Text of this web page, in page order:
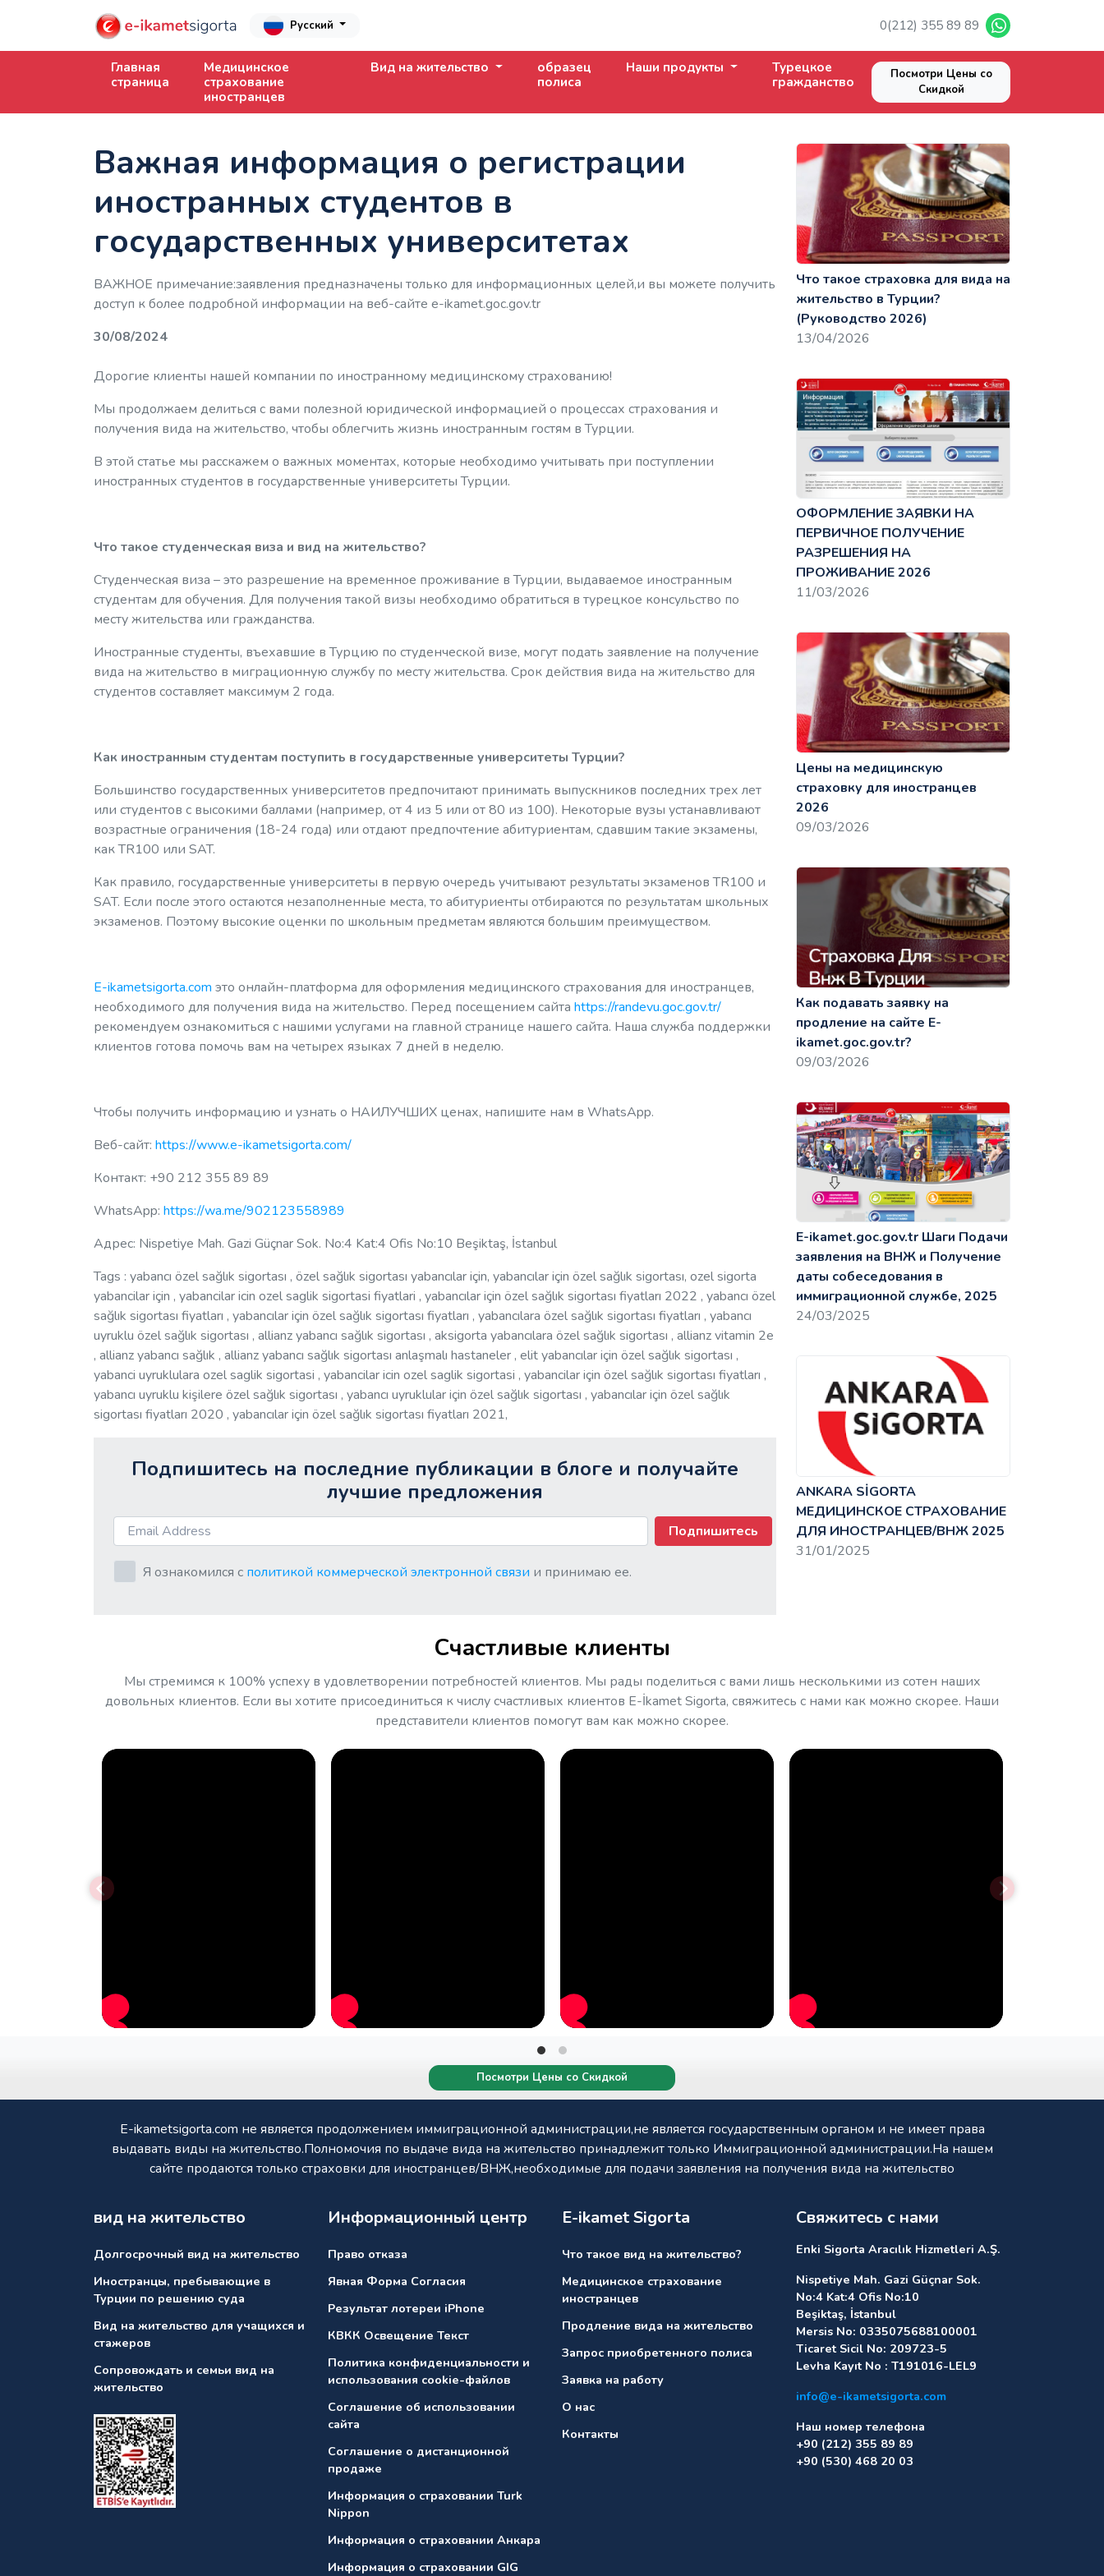
Русский 0(212) 355 89 89
Главная
страница
Медицинское
страхование
иностранцев
Вид на жительство
образец
полиса
Наши продукты
Турецкое
гражданство
Посмотри Цены со
Скидкой
Важная информация о регистрации
иностранных студентов в
государственных университетах
ВАЖНОЕ примечание:заявления предназначены только для информационных целей,и вы можете получить
доступ к более подробной информации на веб-сайте е-ikamet.goc.gov.tr
30/08/2024
Дорогие клиенты нашей компании по иностранному медицинскому страхованию!
Мы продолжаем делиться с вами полезной юридической информацией о процессах страхования и
получения вида на жительство, чтобы облегчить жизнь иностранным гостям в Турции.
В этой статье мы расскажем о важных моментах, которые необходимо учитывать при поступлении
иностранных студентов в государственные университеты Турции.
Что такое студенческая виза и вид на жительство?
Студенческая виза – это разрешение на временное проживание в Турции, выдаваемое иностранным
студентам для обучения. Для получения такой визы необходимо обратиться в турецкое консульство по
месту жительства или гражданства.
Иностранные студенты, въехавшие в Турцию по студенческой визе, могут подать заявление на получение
вида на жительство в миграционную службу по месту жительства. Срок действия вида на жительство для
студентов составляет максимум 2 года.
Как иностранным студентам поступить в государственные университеты Турции?
Большинство государственных университетов предпочитают принимать выпускников последних трех лет
или студентов с высокими баллами (например, от 4 из 5 или от 80 из 100). Некоторые вузы устанавливают
возрастные ограничения (18-24 года) или отдают предпочтение абитуриентам, сдавшим такие экзамены,
как TR100 или SAT.
Как правило, государственные университеты в первую очередь учитывают результаты экзаменов TR100 и
SAT. Если после этого остаются незаполненные места, то абитуриенты отбираются по результатам школьных
экзаменов. Поэтому высокие оценки по школьным предметам являются большим преимуществом.
E-ikametsigorta.com это онлайн-платформа для оформления медицинского страхования для иностранцев,
необходимого для получения вида на жительство. Перед посещением сайта https://randevu.goc.gov.tr/
рекомендуем ознакомиться с нашими услугами на главной странице нашего сайта. Наша служба поддержки
клиентов готова помочь вам на четырех языках 7 дней в неделю.
Чтобы получить информацию и узнать о НАИЛУЧШИХ ценах, напишите нам в WhatsApp.
Веб-сайт: https://www.e-ikametsigorta.com/
Контакт: +90 212 355 89 89
WhatsApp: https://wa.me/902123558989
Адрес: Nispetiye Mah. Gazi Güçnar Sok. No:4 Kat:4 Ofis No:10 Beşiktaş, İstanbul
Tags : yabancı özel sağlık sigortası , özel sağlık sigortası yabancılar için, yabancılar için özel sağlık sigortası, ozel sigorta
yabancilar için , yabancilar icin ozel saglik sigortasi fiyatlari , yabancılar için özel sağlık sigortası fiyatları 2022 , yabancı özel
sağlık sigortası fiyatları , yabancılar için özel sağlık sigortası fiyatları , yabancılara özel sağlık sigortası fiyatları , yabancı
uyruklu özel sağlık sigortası , allianz yabancı sağlık sigortası , aksigorta yabancılara özel sağlık sigortası , allianz vitamin 2e
, allianz yabancı sağlık , allianz yabancı sağlık sigortası anlaşmalı hastaneler , elit yabancılar için özel sağlık sigortası ,
yabanci uyruklulara ozel saglik sigortasi , yabancilar icin ozel saglik sigortasi , yabancilar için özel sağlık sigortası fiyatları ,
yabancı uyruklu kişilere özel sağlık sigortası , yabancı uyruklular için özel sağlık sigortası , yabancılar için özel sağlık
sigortası fiyatları 2020 , yabancılar için özel sağlık sigortası fiyatları 2021,
Подпишитесь на последние публикации в блоге и получайте
лучшие предложения
Подпишитесь
Я ознакомился с политикой коммерческой электронной связи и принимаю ее.
Что такое страховка для вида на
жительство в Турции?
(Руководство 2026)
13/04/2026
ОФОРМЛЕНИЕ ЗАЯВКИ НА
ПЕРВИЧНОЕ ПОЛУЧЕНИЕ
РАЗРЕШЕНИЯ НА
ПРОЖИВАНИЕ 2026
11/03/2026
Цены на медицинскую
страховку для иностранцев
2026
09/03/2026
Как подавать заявку на
продление на сайте E-
ikamet.goc.gov.tr?
09/03/2026
E-ikamet.goc.gov.tr Шаги Подачи
заявления на ВНЖ и Получение
даты собеседования в
иммиграционной службе, 2025
24/03/2025
ANKARA SİGORTA
МЕДИЦИНСКОЕ СТРАХОВАНИЕ
ДЛЯ ИНОСТРАНЦЕВ/ВНЖ 2025
31/01/2025
Счастливые клиенты
Мы стремимся к 100% успеху в удовлетворении потребностей клиентов. Мы рады поделиться с вами лишь несколькими из сотен наших
довольных клиентов. Если вы хотите присоединиться к числу счастливых клиентов E-İkamet Sigorta, свяжитесь с нами как можно скорее. Наши
представители клиентов помогут вам как можно скорее.
Посмотри Цены со Скидкой
E-ikametsigorta.com не является продолжением иммиграционной администрации,не является государственным органом и не имеет права
выдавать виды на жительство.Полномочия по выдаче вида на жительство принадлежит только Иммиграционной администрации.На нашем
сайте продаются только страховки для иностранцев/ВНЖ,необходимые для подачи заявления на получения вида на жительство
вид на жительство
Долгосрочный вид на жительство
Иностранцы, пребывающие в
Турции по решению суда
Вид на жительство для учащихся и
стажеров
Сопровождать и семьи вид на
жительство
Информационный центр
Право отказа
Явная Форма Согласия
Результат лотереи iPhone
КВКК Освещение Текст
Политика конфиденциальности и
использования cookie-файлов
Соглашение об использовании
сайта
Соглашение о дистанционной
продаже
Информация о страховании Turk
Nippon
Информация о страховании Анкарa
Информация о страховании GIG
E-ikamet Sigorta
Что такое вид на жительство?
Медицинское страхование
иностранцев
Продление вида на жительство
Запрос приобретенного полиса
Заявка на работу
О нас
Контакты
Свяжитесь с нами
Enki Sigorta Aracılık Hizmetleri A.Ş.
Nispetiye Mah. Gazi Güçnar Sok.
No:4 Kat:4 Ofis No:10
Beşiktaş, İstanbul
Mersis No: 0335075688100001
Ticaret Sicil No: 209723-5
Levha Kayıt No : T191016-LEL9
info@e-ikametsigorta.com
Наш номер телефона
+90 (212) 355 89 89
+90 (530) 468 20 03